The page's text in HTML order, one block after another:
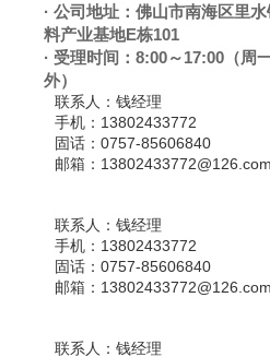
· 公司地址：佛山市南海区里
料产业基地E栋101
· 受理时间：8:00～17:00（周
外）
联系人： 钱经理
手机： 13802433772
固话： 0757-85606840
邮箱： 13802433772@126.com
联系人： 钱经理
手机： 13802433772
固话： 0757-85606840
邮箱： 13802433772@126.com
联系人： 钱经理